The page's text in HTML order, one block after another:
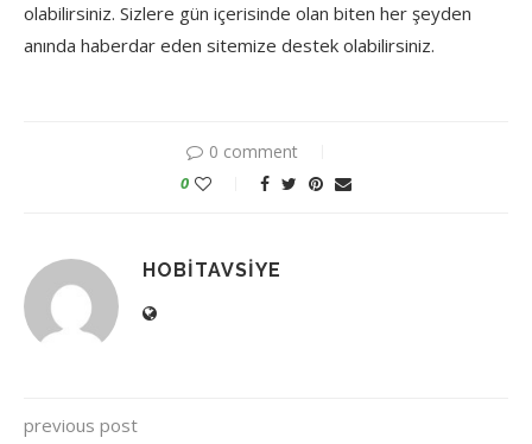
olabilirsiniz. Sizlere gün içerisinde olan biten her şeyden
anında haberdar eden sitemize destek olabilirsiniz.
0 comment
0
HOBITAVSIYE
previous post